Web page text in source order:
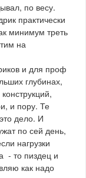
по весу.
практически
минимум треть
на
и для проф
глубинах,
и пору. Те
дело. И
по сей день,
нагрузки
- то пиздец и
как надо